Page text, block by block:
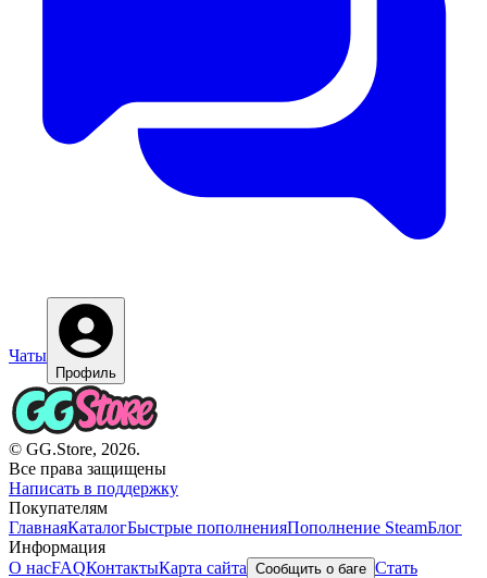
Чаты
Профиль
© GG.Store, 2026.
Все права защищены
Написать в поддержку
Покупателям
ГлавнаяКаталогБыстрые пополненияПополнение SteamБлог
Информация
О насFAQКонтактыКарта сайта Сообщить о баге Стать